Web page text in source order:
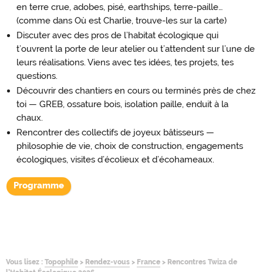
en terre crue, adobes, pisé, earthships, terre-paille…
(comme dans Où est Charlie, trouve-les sur la carte)
Discuter avec des pros de l’habitat écologique qui
t’ouvrent la porte de leur atelier ou t’attendent sur l’une de
leurs réalisations. Viens avec tes idées, tes projets, tes
questions.
Découvrir des chantiers en cours ou terminés près de chez
toi — GREB, ossature bois, isolation paille, enduit à la
chaux.
Rencontrer des collectifs de joyeux bâtisseurs —
philosophie de vie, choix de construction, engagements
écologiques, visites d’écolieux et d’écohameaux.
Programme
Vous lisez : Topophile > Rendez-vous > France > Rencontres Twiza de